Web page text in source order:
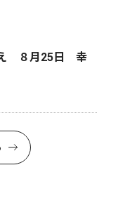
え ８月25日 幸